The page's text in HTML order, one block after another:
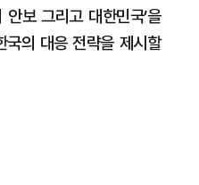
보 그리고 대한민국’을
국의 대응 전략을 제시할